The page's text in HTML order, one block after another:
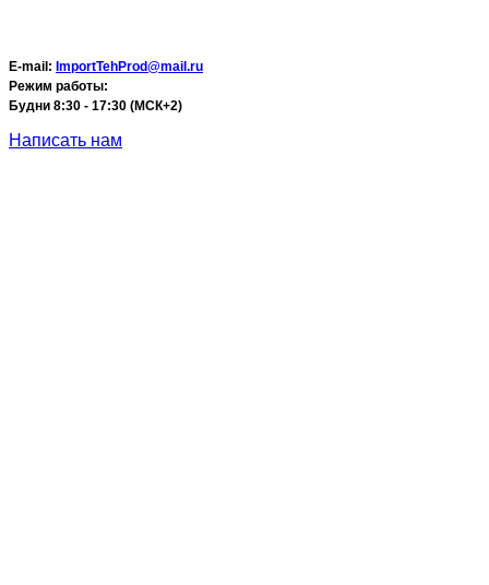
E-mail: ImportTehProd@mail.ru
Режим работы:
Будни 8:30 - 17:30 (МСК+2)
Написать нам